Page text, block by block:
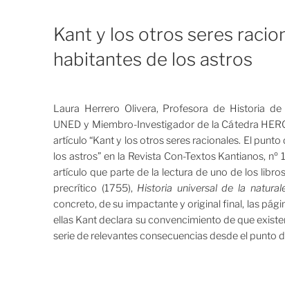
Kant y los otros seres
habitantes de los astros
Laura Herrero Olivera, Profesora de Historia
UNED y Miembro-Investigador de la Cátedra
artículo “Kant y los otros seres racionales. El
los astros” en la Revista Con-Textos Kantianos, nº
artículo que parte de la lectura de uno de los
precrítico (1755), Historia universal de la
concreto, de su impactante y original final, las
ellas Kant declara su convencimiento de que
serie de relevantes consecuencias desde el punto